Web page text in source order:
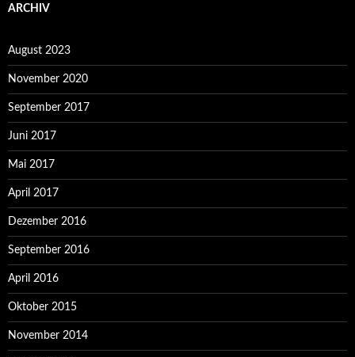
ARCHIV
August 2023
November 2020
September 2017
Juni 2017
Mai 2017
April 2017
Dezember 2016
September 2016
April 2016
Oktober 2015
November 2014